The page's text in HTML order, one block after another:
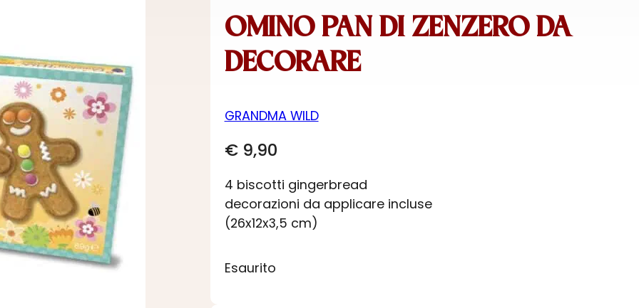
OMINO PAN DI ZENZERO DA
DECORARE
GRANDMA WILD
€9,90
4 biscotti gingerbread
decorazioni da applicare incluse
(26x12x3,5 cm)
Esaurito